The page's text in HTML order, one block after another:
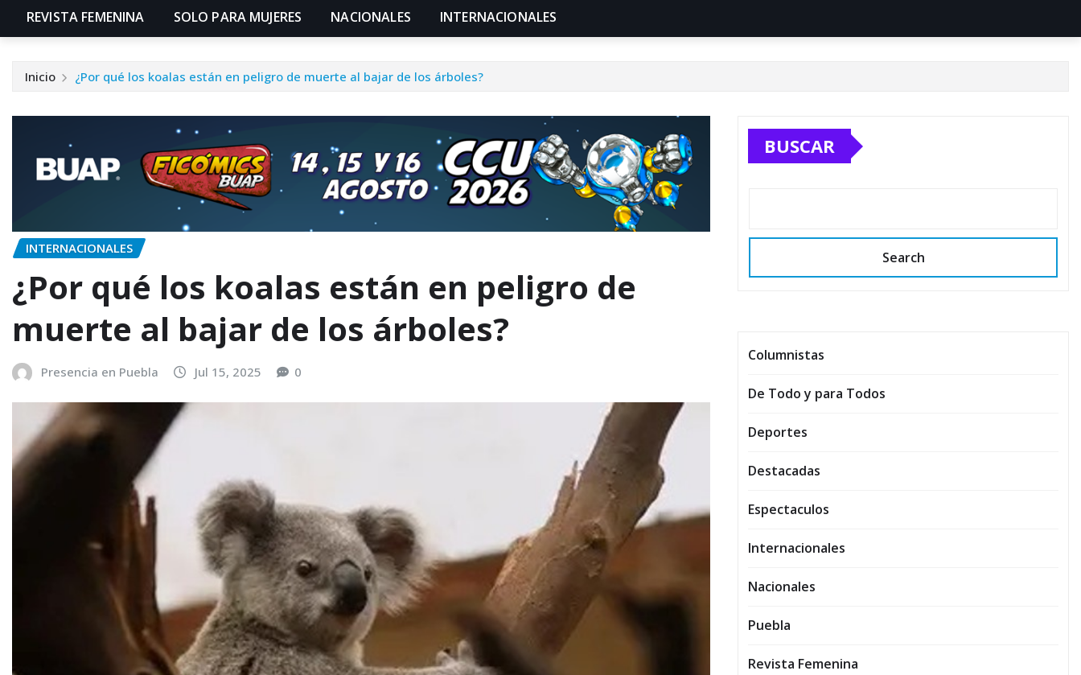
REVISTA FEMENINA SOLO PARA MUJERES NACIONALES INTERNACIONALES
Inicio ¿Por qué los koalas están en peligro de muerte al bajar de los árboles?
INTERNACIONALES
¿Por qué los koalas están en peligro de
muerte al bajar de los árboles?
Presencia en Puebla Jul 15, 2025 0
BUSCAR
Search
Columnistas
De Todo y para Todos
Deportes
Destacadas
Espectaculos
Internacionales
Nacionales
Puebla
Revista Femenina